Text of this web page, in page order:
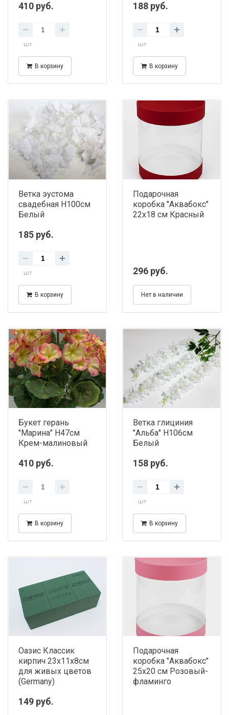
410 руб.
шт
В корзину
188 руб.
шт
В корзину
Ветка эустома
свадебная Н100см
Белый
185 руб.
шт
В корзину
Подарочная
коробка "Аквабокс"
22х18 см Красный
296 руб.
Нет в наличии
Букет герань
"Марина" H47см
Крем-малиновый
410 руб.
шт
В корзину
Ветка глициния
"Альба" Н106см
Белый
158 руб.
шт
В корзину
Оазис Классик
кирпич 23х11х8см
для живых цветов
(Germany)
149 руб.
Подарочная
коробка "Аквабокс"
25х20 см Розовый-
фламинго